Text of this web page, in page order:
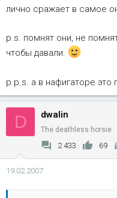
лично сражает в самое
p.s. помнят они, не
чтобы давали.
p.p.s. а в нафигаторе это
D dwalin
The deathless horsie
2 433 69
19.02.2007